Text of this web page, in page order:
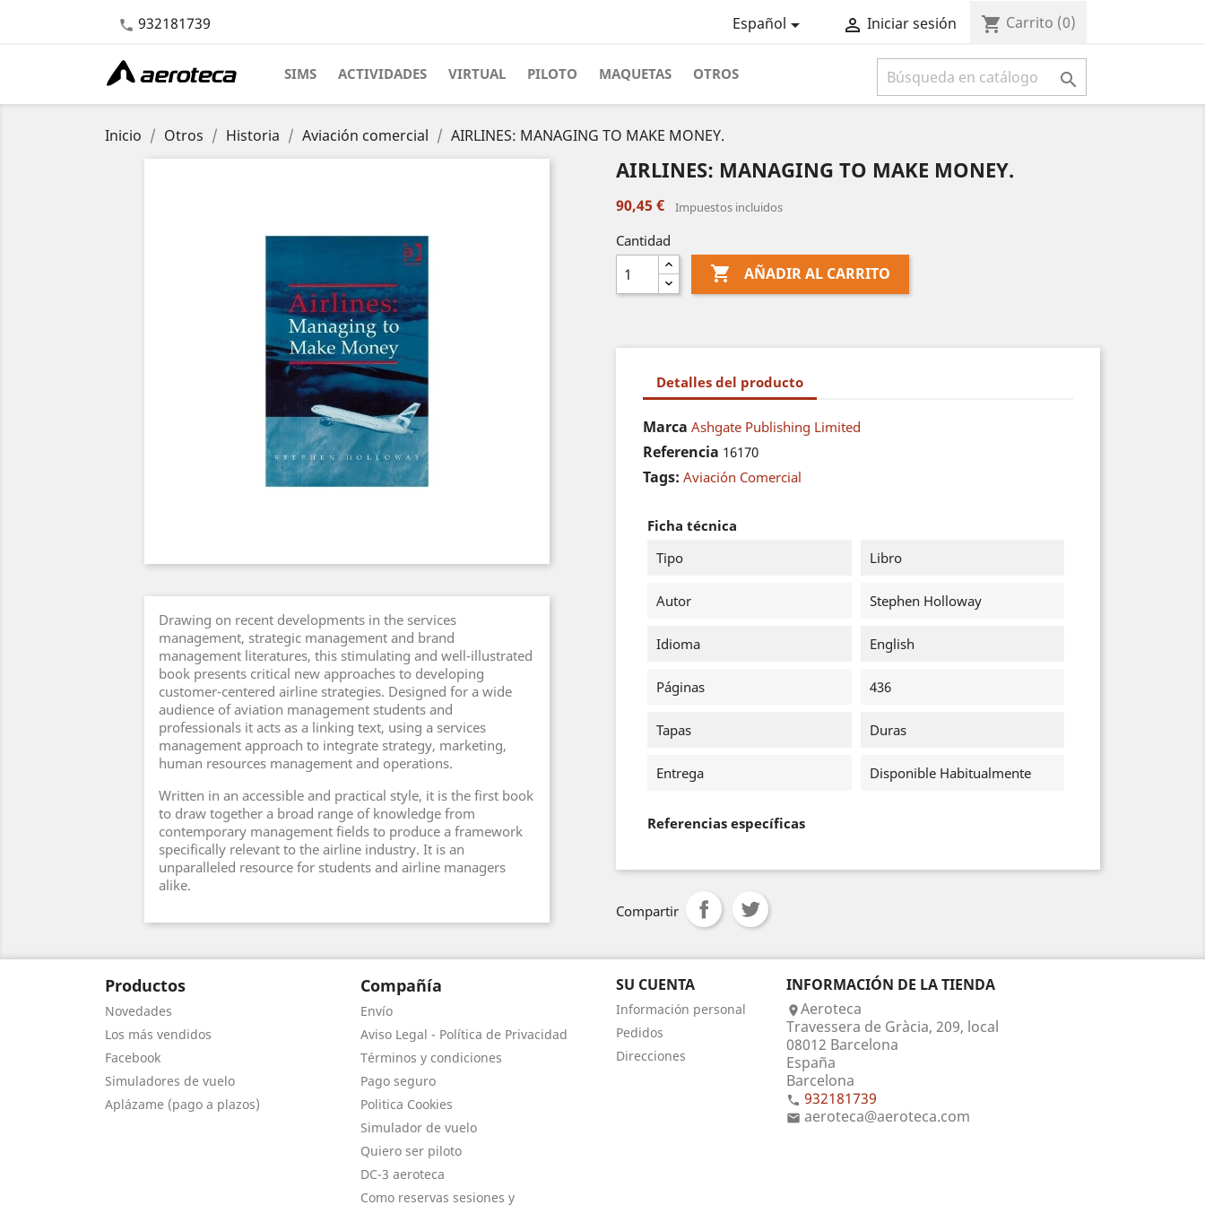
 932181739 Español  Iniciar sesión shopping_cart Carrito (0)
SIMS ACTIVIDADES VIRTUAL PILOTO MAQUETAS OTROS 
Inicio Otros Historia Aviación comercial AIRLINES: MANAGING TO MAKE MONEY.
Drawing on recent developments in the services
management, strategic management and brand
management literatures, this stimulating and well-illustrated
book presents critical new approaches to developing
customer-centered airline strategies. Designed for a wide
audience of aviation management students and
professionals it acts as a linking text, using a services
management approach to integrate strategy, marketing,
human resources management and operations.
Written in an accessible and practical style, it is the first book
to draw together a broad range of knowledge from
contemporary management fields to produce a framework
specifically relevant to the airline industry. It is an
unparalleled resource for students and airline managers
alike.
AIRLINES: MANAGING TO MAKE MONEY.
90,45 € Impuestos incluidos
Cantidad
 AÑADIR AL CARRITO
Detalles del producto
Marca Ashgate Publishing Limited
Referencia 16170
Tags: Aviación Comercial
Ficha técnica
Tipo
Libro
Autor Stephen Holloway
Idioma English
Páginas 436
Tapas Duras
Entrega Disponible Habitualmente
Referencias específicas
Compartir
Productos
Novedades
Los más vendidos
Facebook
Simuladores de vuelo
Aplázame (pago a plazos)
Compañía
Envío
Aviso Legal - Política de Privacidad
Términos y condiciones
Pago seguro
Politica Cookies
Simulador de vuelo
Quiero ser piloto
DC-3 aeroteca
Como reservas sesiones y
SU CUENTA
Información personal
Pedidos
Direcciones
INFORMACIÓN DE LA TIENDA
Aeroteca
Travessera de Gràcia, 209, local
08012 Barcelona
España
Barcelona
 932181739
 aeroteca@aeroteca.com